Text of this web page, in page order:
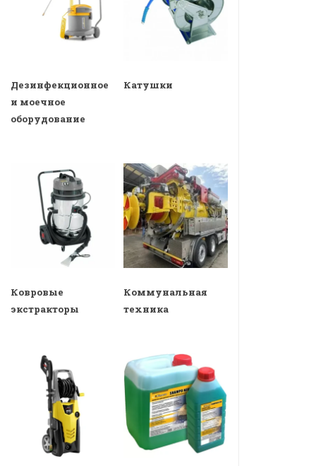
Дезинфекционное
и моечное
оборудование
Катушки
Ковровые
экстракторы
Коммунальная
техника